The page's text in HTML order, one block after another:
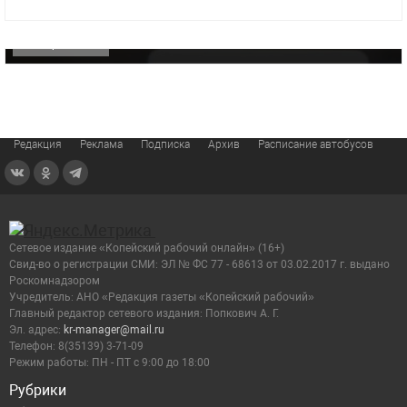
Редакция Реклама Подписка Архив Расписание автобусов
Рубрики
Сетевое издание «Копейский рабочий онлайн» (16+)
Cвид-во о регистрации СМИ: ЭЛ № ФС 77 - 68613 от 03.02.2017 г. выдано
Роскомнадзором
Учредитель: АНО «Редакция газеты «Копейский рабочий»
Главный редактор сетевого издания: Попкович А. Г.
Эл. адрес: kr-manager@mail.ru
Телефон: 8(35139) 3-71-09
Режим работы: ПН - ПТ с 9:00 до 18:00